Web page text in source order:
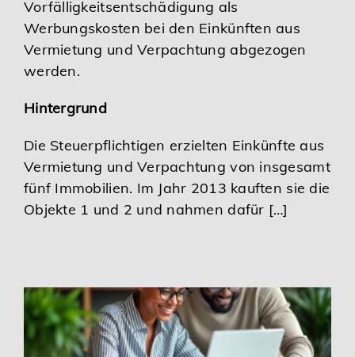
Vorfälligkeitsentschädigung als
Werbungskosten bei den Einkünften aus
Vermietung und Verpachtung abgezogen
werden.
Hintergrund
Die Steuerpflichtigen erzielten Einkünfte aus
Vermietung und Verpachtung von insgesamt
fünf Immobilien. Im Jahr 2013 kauften sie die
Objekte 1 und 2 und nahmen dafür […]